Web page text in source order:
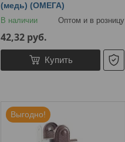
(медь) (ОМЕГА)
В наличии Оптом и в розницу
42,32 руб.
Купить
Выгодно!